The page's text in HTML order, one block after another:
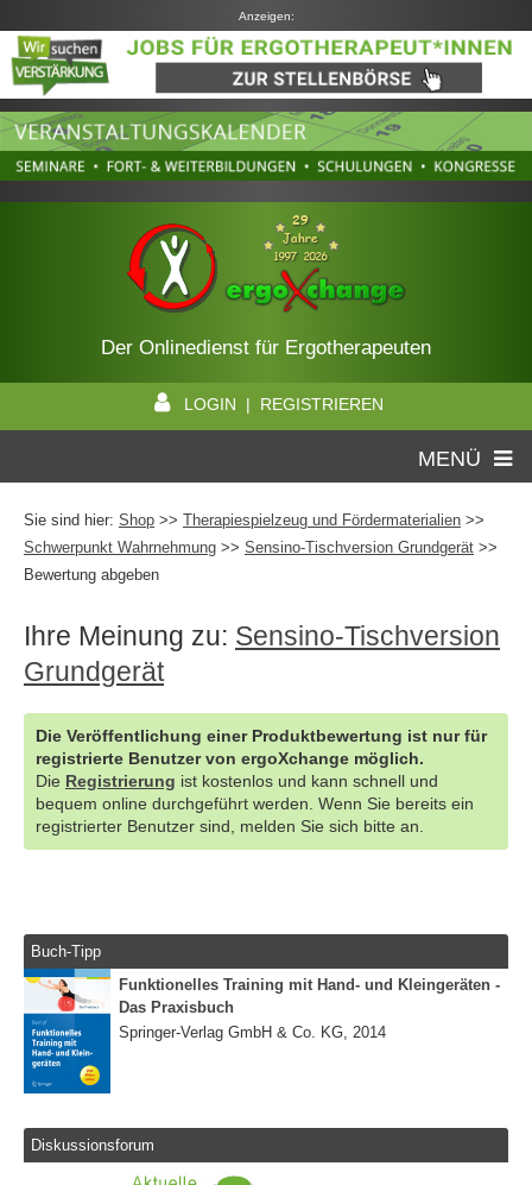
Anzeigen:
Der Onlinedienst für Ergotherapeuten
LOGIN | REGISTRIEREN
MENÜ
Sie sind hier: Shop >> Therapiespielzeug und Fördermaterialien >>
Schwerpunkt Wahrnehmung >> Sensino-Tischversion Grundgerät >>
Bewertung abgeben
Ihre Meinung zu: Sensino-Tischversion
Grundgerät
Die Veröffentlichung einer Produktbewertung ist nur für
registrierte Benutzer von ergoXchange möglich.
Die Registrierung ist kostenlos und kann schnell und
bequem online durchgeführt werden. Wenn Sie bereits ein
registrierter Benutzer sind, melden Sie sich bitte an.
Buch-Tipp
Funktionelles Training mit Hand- und Kleingeräten -
Das Praxisbuch
Springer-Verlag GmbH & Co. KG, 2014
Diskussionsforum